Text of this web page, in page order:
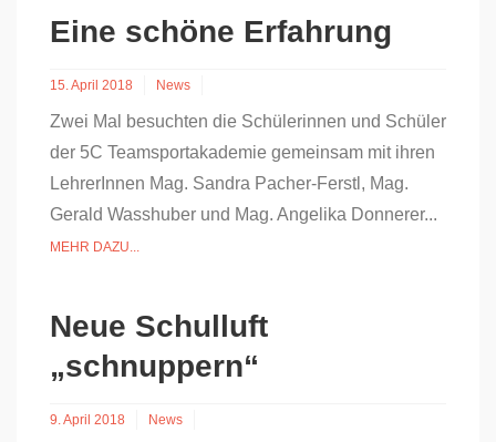
Eine schöne Erfahrung
15. April 2018 News
Zwei Mal besuchten die Schülerinnen und Schüler
der 5C Teamsportakademie gemeinsam mit ihren
LehrerInnen Mag. Sandra Pacher-Ferstl, Mag.
Gerald Wasshuber und Mag. Angelika Donnerer...
MEHR DAZU...
Neue Schulluft
„schnuppern“
9. April 2018 News